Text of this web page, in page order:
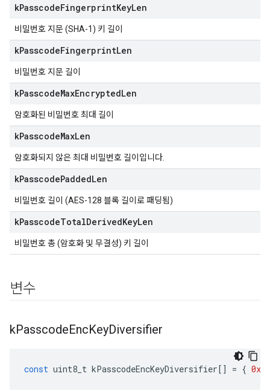
kPasscodeFingerprintKeyLen
비밀번호 지문 (SHA-1) 키 길이
kPasscodeFingerprintLen
비밀번호 지문 길이
kPasscodeMaxEncryptedLen
암호화된 비밀번호 최대 길이
kPasscodeMaxLen
암호화되지 않은 최대 비밀번호 길이입니다.
kPasscodePaddedLen
비밀번호 길이 (AES-128 블록 길이로 패딩됨)
kPasscodeTotalDerivedKeyLen
비밀번호 총 (암호화 및 무결성) 키 길이
변수
kPasscodeEncKeyDiversifier
const uint8_t kPasscodeEncKeyDiversifier[] = { 0x1A